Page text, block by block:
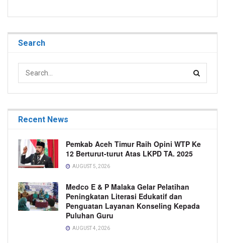
Search
Recent News
Pemkab Aceh Timur Raih Opini WTP Ke
12 Berturut-turut Atas LKPD TA. 2025
AUGUST 5, 2026
Medco E & P Malaka Gelar Pelatihan
Peningkatan Literasi Edukatif dan
Penguatan Layanan Konseling Kepada
Puluhan Guru
AUGUST 4, 2026